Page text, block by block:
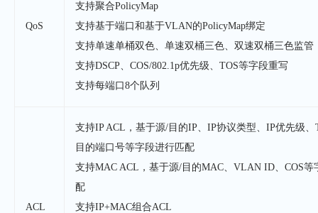
QoS
支持聚合PolicyMap
支持基于端口和基于VLAN的PolicyMap绑定
支持单速单桶双色、单速双桶三色、双速双桶三色
支持DSCP、COS/802.1p优先级、TOS等字段重写
支持每端口8个队列
ACL
支持IP ACL，基于源/目的IP、IP协议类型、IP优先级、
目的端口号等字段进行匹配
支持MAC ACL，基于源/目的MAC、VLAN ID、COS等
配
支持IP+MAC组合ACL